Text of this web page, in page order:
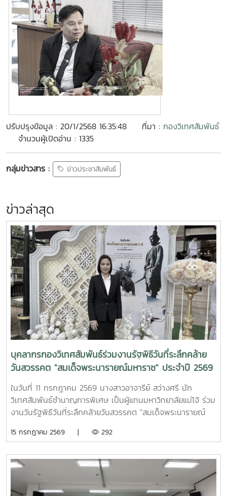
ปรับปรุงข้อมูล : 20/1/2568 16:35:48 ที่มา : กองวิเทศสัมพันธ์
จำนวนผู้เปิดอ่าน : 1335
กลุ่มข่าวสาร : ข่าวประชาสัมพันธ์
ข่าวล่าสุด
บุคลากรกองวิเทศสัมพันธ์ร่วมงานรัฐพิธีวันที่ระลึกคล้าย
วันสวรรคต "สมเด็จพระนารายณ์มหาราช" ประจำปี 2569
ในวันที่ 11 กรกฎาคม 2569 นางสาวอาจารีย์ สว่างศรี นัก
วิเทศสัมพันธ์ชำนาญการพิเศษ เป็นผู้แทนมหาวิทยาลัยแม่โจ้ ร่วม
งานวันรัฐพิธีวันที่ระลึกคล้ายวันสวรรคต "สมเด็จพระนารายณ์
พรรษา ศูนย์ราชการจังหวัดเชียงใหม่
15 กรกฎาคม 2569 | 292